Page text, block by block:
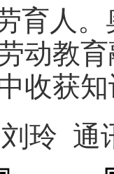
育人
动教
收获
玲 通